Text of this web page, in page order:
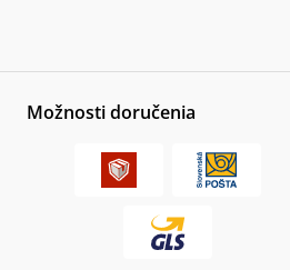
Možnosti doručenia